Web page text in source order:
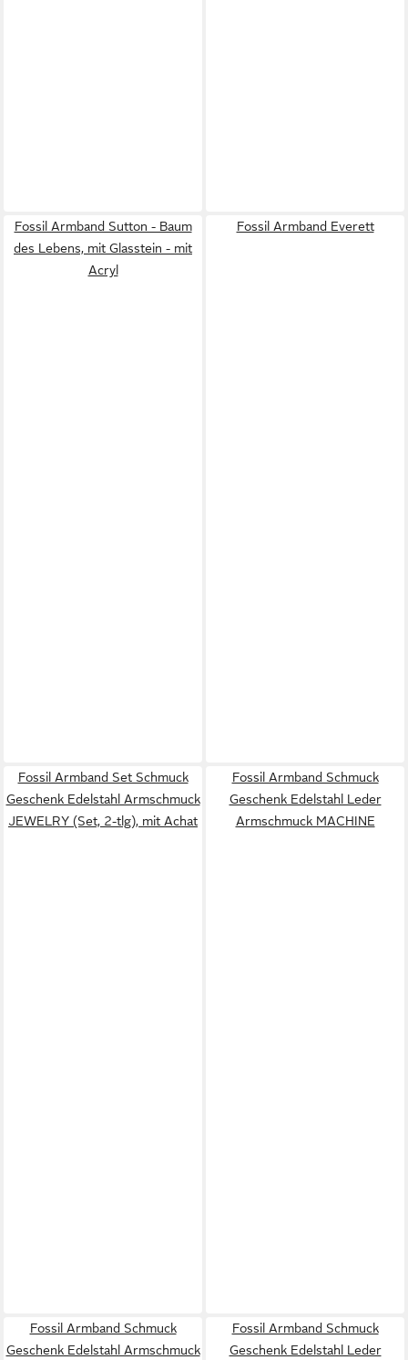
Fossil Armband Sutton - Baum
des Lebens, mit Glasstein - mit
Acryl
Fossil Armband Everett
Fossil Armband Set Schmuck
Geschenk Edelstahl Armschmuck
JEWELRY (Set, 2-tlg), mit Achat
Fossil Armband Schmuck
Geschenk Edelstahl Leder
Armschmuck MACHINE
Fossil Armband Schmuck
Geschenk Edelstahl Armschmuck
Fossil Armband Schmuck
Geschenk Edelstahl Leder